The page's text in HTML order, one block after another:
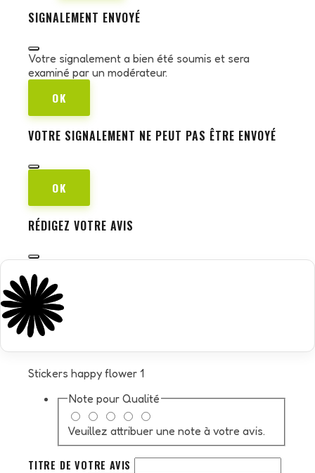
SIGNALEMENT ENVOYÉ
Votre signalement a bien été soumis et sera
examiné par un modérateur.
OK
VOTRE SIGNALEMENT NE PEUT PAS ÊTRE ENVOYÉ
OK
RÉDIGEZ VOTRE AVIS
Stickers happy flower 1
Note pour Qualité
Veuillez attribuer une note à votre avis.
TITRE DE VOTRE AVIS